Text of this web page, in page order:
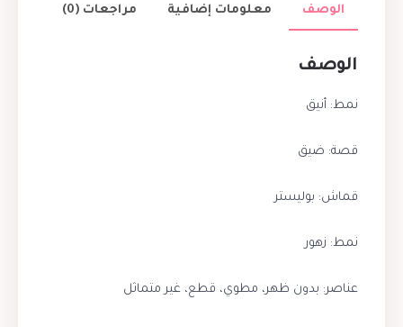
الوصف معلومات إضافية مراجعات (0)
الوصف
نمط: أنيق
قصة: ضيق
قماش: بوليستر
نمط: زهور
عناصر: بدون ظهر، مطوي، قطع، غير متماثل